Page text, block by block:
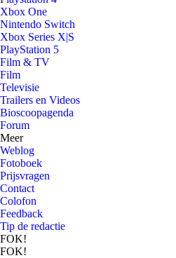
Xbox One
Nintendo Switch
Xbox Series X|S
PlayStation 5
Film & TV
Film
Televisie
Trailers en Videos
Bioscoopagenda
Forum
Meer
Weblog
Fotoboek
Prijsvragen
Contact
Colofon
Feedback
Tip de redactie
FOK!
FOK!